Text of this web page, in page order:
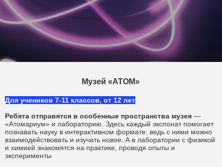
Музей «АТОМ»
Для учеников 7-11 классов, от 12 лет
Ребята отправятся в особенные пространства музея —
«Атомариум» и лабораторию. Здесь каждый экспонат помогает
познавать науку в интерактивном формате: ведь с ними можно
взаимодействовать и изучать новое. А в лаборатории с физикой
и химией знакомятся на практике, проводя опыты и
эксперименты